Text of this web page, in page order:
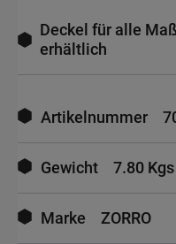
Deckel für alle
erhältlich
Informationen
Artikelnummer
Gewicht 7.80 Kgs
Marke ZORRO